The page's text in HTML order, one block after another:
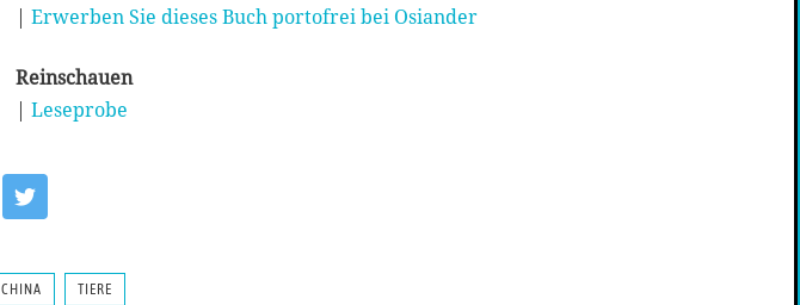
| Erwerben Sie dieses Buch portofrei bei Osiander
Reinschauen
| Leseprobe
CHINA TIERE